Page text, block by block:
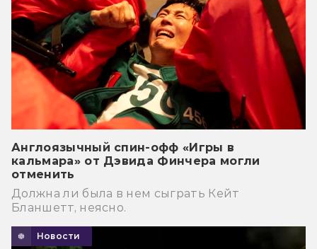
Англоязычный спин-офф «Игры в
кальмара» от Дэвида Финчера могли
отменить
Должна ли была в нем сыграть Кейт
Бланшетт, неясно.
Новости